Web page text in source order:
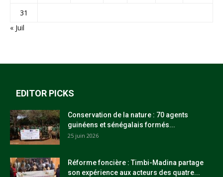
31
« Juil
EDITOR PICKS
Conservation de la nature : 70 agents
guinéens et sénégalais formés...
25 juin 2026
Réforme foncière : Timbi-Madina partage
son expérience aux acteurs des quatre...